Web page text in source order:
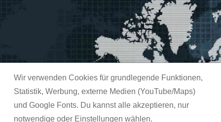
Wir verwenden Cookies für grundlegende Funktionen,
Statistik, Werbung, externe Medien (YouTube/Maps)
und Google Fonts. Du kannst alle akzeptieren, nur
notwendige oder Einstellungen wählen.